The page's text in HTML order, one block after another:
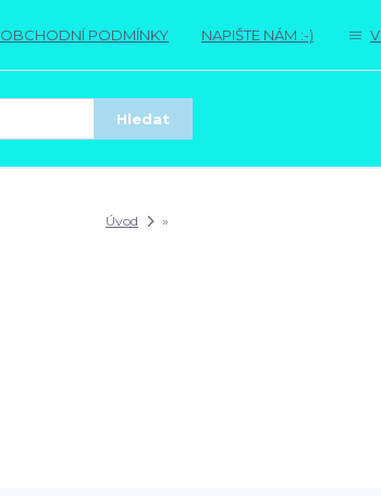
OBCHODNÍ PODMÍNKY NAPIŠTE NÁM :-)
Hledat
Úvod »